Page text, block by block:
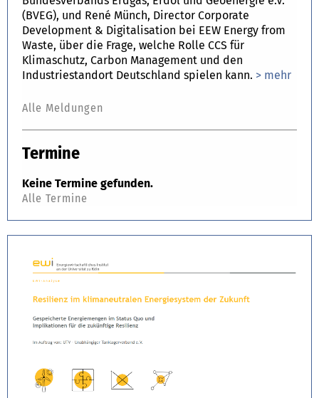
(BVEG), und René Münch, Director Corporate
Development & Digitalisation bei EEW Energy from
Waste, über die Frage, welche Rolle CCS für
Klimaschutz, Carbon Management und den
Industriestandort Deutschland spielen kann. > mehr
Alle Meldungen
Termine
Keine Termine gefunden.
Alle Termine